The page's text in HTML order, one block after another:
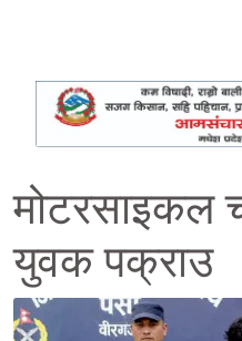
मोटरसाइकल
युवक पक्राउ